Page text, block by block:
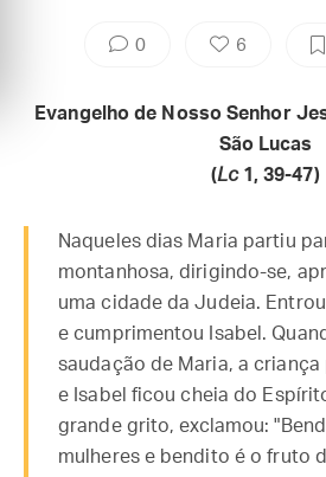
0 6
Evangelho de Nosso Senhor
São Lucas
(Lc1, 39-47)
Naqueles dias Maria partiu
montanhosa, dirigindo-se,
uma cidade da Judeia.
e cumprimentou Isabel.
saudação de Maria, a
e Isabel ficou cheia do
grande grito, exclamou:
mulheres e bendito é o fruto